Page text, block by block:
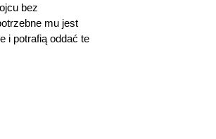
bez
mu jest
i potrafią oddać te